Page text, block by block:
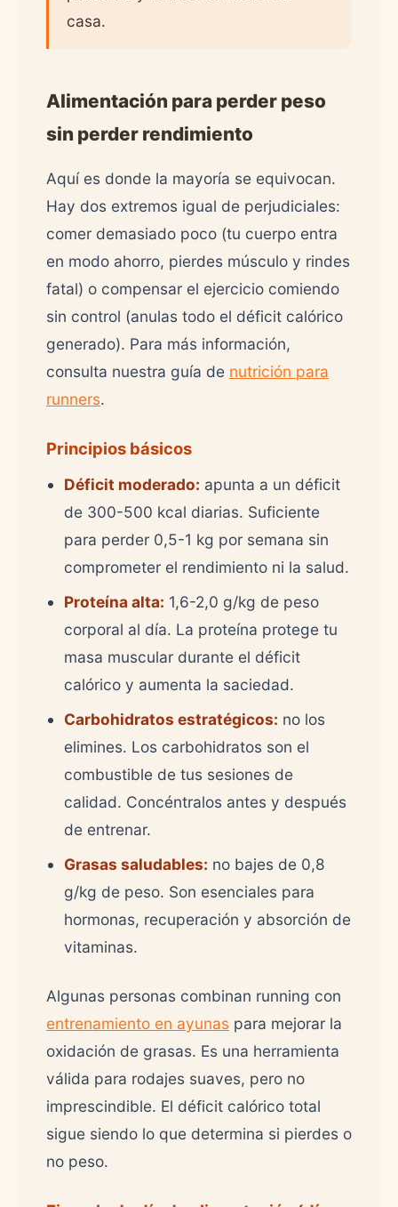
casa.
Alimentación para perder peso
sin perder rendimiento
Aquí es donde la mayoría se equivocan.
Hay dos extremos igual de perjudiciales:
comer demasiado poco (tu cuerpo entra
en modo ahorro, pierdes músculo y rindes
fatal) o compensar el ejercicio comiendo
sin control (anulas todo el déficit calórico
generado). Para más información,
consulta nuestra guía de nutrición para
runners.
Principios básicos
Déficit moderado: apunta a un déficit
de 300-500 kcal diarias. Suficiente
para perder 0,5-1 kg por semana sin
comprometer el rendimiento ni la salud.
Proteína alta: 1,6-2,0 g/kg de peso
corporal al día. La proteína protege tu
masa muscular durante el déficit
calórico y aumenta la saciedad.
Carbohidratos estratégicos: no los
elimines. Los carbohidratos son el
combustible de tus sesiones de
calidad. Concéntralos antes y después
de entrenar.
Grasas saludables: no bajes de 0,8
g/kg de peso. Son esenciales para
hormonas, recuperación y absorción de
vitaminas.
Algunas personas combinan running con
entrenamiento en ayunas para mejorar la
oxidación de grasas. Es una herramienta
válida para rodajes suaves, pero no
imprescindible. El déficit calórico total
sigue siendo lo que determina si pierdes o
no peso.